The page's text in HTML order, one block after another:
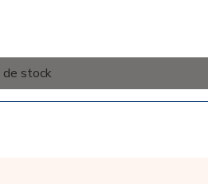
de stock